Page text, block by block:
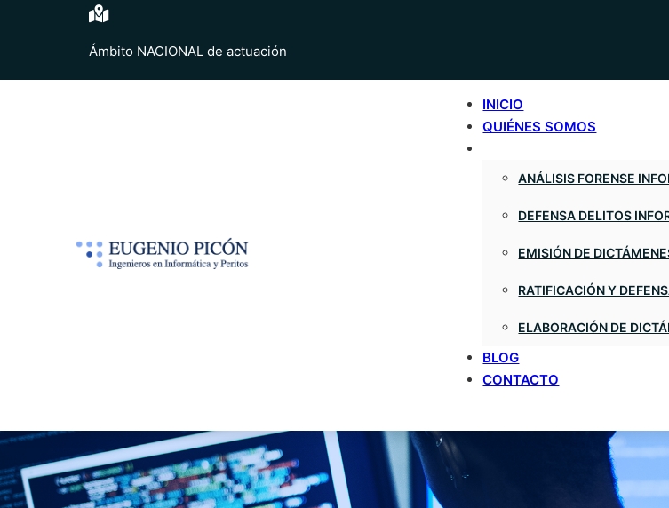
Ámbito NACIONAL de actuación
INICIO
QUIÉNES SOMOS
ANÁLISIS FORENSE
DEFENSA DELITOS
EMISIÓN DE
RATIFICACIÓN Y
ELABORACIÓN DE
BLOG
CONTACTO